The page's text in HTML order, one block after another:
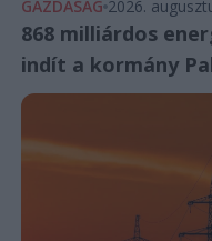
GAZDASÁG 2026.
868 milliárdos
indít a kormány